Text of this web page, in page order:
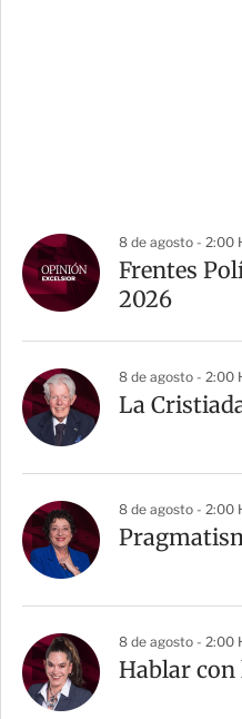
8 de agosto - 2:00
Frentes
2026
8 de agosto - 2:00
La
8 de agosto - 2:00
8 de agosto - 2:00
Hablar